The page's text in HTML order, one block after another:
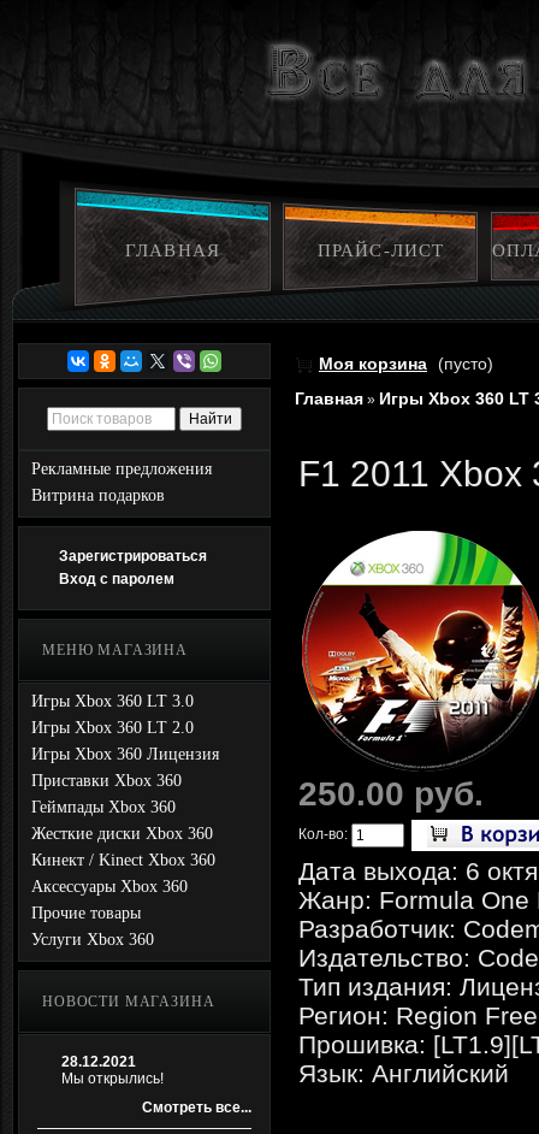
ГЛАВНАЯ ПРАЙС-ЛИСТ
Рекламные предложения
Витрина подарков
Зарегистрироваться
Вход с паролем
МЕНЮ МАГАЗИНА
Игры Xbox 360 LT 3.0
Игры Xbox 360 LT 2.0
Игры Xbox 360 Лицензия
Приставки Xbox 360
Геймпады Xbox 360
Жесткие диски Xbox 360
Кинект / Kinect Xbox 360
Аксессуары Xbox 360
Прочие товары
Услуги Xbox 360
НОВОСТИ МАГАЗИНА
28.12.2021
Мы открылись!
Смотреть все...
Моя корзина (пусто)
Главная » Игры Xbox 360 LT
F1 2011 Xbox
250.00 руб.
Кол-во:
Дата выхода: 6
Жанр: Formula One
Разработчик:
Издательство:
Тип издания:
Регион: Region Free
Прошивка:
Язык: Английский